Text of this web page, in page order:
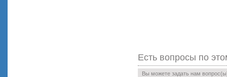
Есть вопросы по
Вы можете задать нам